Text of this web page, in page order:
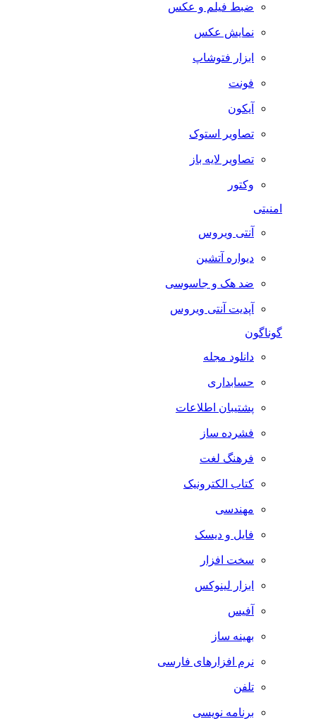
ضبط فيلم و عكس
نمایش عکس
ابزار فتوشاپ
فونت
آیکون
تصاویر استوک
تصاویر لایه باز
وکتور
آنتی ویروس
دیواره آتشین
ضد هک و جاسوسی
آپدیت آنتی ویروس
گوناگون
دانلود مجله
حسابداری
پشتیبان اطلاعات
فشرده ساز
فرهنگ لغت
کتاب الکترونیک
مهندسی
فایل و دیسک
سخت افزار
ابزار لینوکس
آفیس
بهینه ساز
نرم افزارهای فارسی
تلفن
برنامه نویسی